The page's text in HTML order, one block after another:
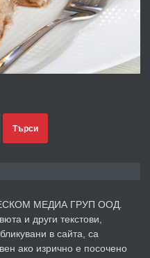
преди 1 година
на малки детайли за
преди 1 година
- гр.
Търси
ЕСКОМ МЕДИА ГРУП ООД.
и други текстови,
в сайта, са
ако изрично е посочено